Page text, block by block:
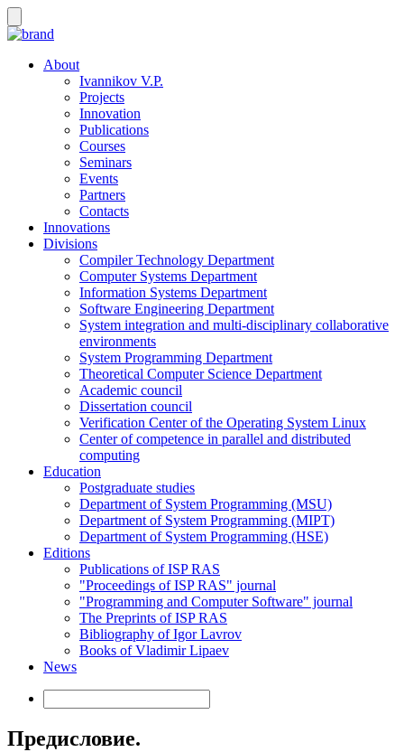
About
Ivannikov V.P.
Projects
Innovation
Publications
Courses
Seminars
Events
Partners
Contacts
Innovations
Divisions
Compiler Technology Department
Computer Systems Department
Information Systems Department
Software Engineering Department
System integration and multi-disciplinary collaborative
environments
System Programming Department
Theoretical Computer Science Department
Academic council
Dissertation council
Verification Center of the Operating System Linux
Center of competence in parallel and distributed
computing
Education
Postgraduate studies
Department of System Programming (MSU)
Department of System Programming (MIPT)
Department of System Programming (HSE)
Editions
Publications of ISP RAS
"Proceedings of ISP RAS" journal
"Programming and Computer Software" journal
The Preprints of ISP RAS
Bibliography of Igor Lavrov
Books of Vladimir Lipaev
News
Предисловие.